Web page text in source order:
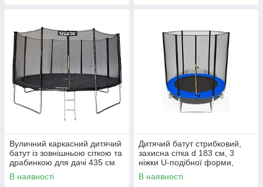
Вуличний каркасний дитячий
батут із зовнішньою сіткою та
драбинкою для дачі 435 см
Atleto чорний
В наявності
Дитячий батут стрибковий,
захисна сітка d 183 см, 3
ніжки U-подібної форми,
посилена рама, до 90 кг,
синій
В наявності